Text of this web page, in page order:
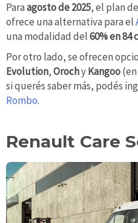
Paraagosto de 2025, el plan
ofrece una alternativa para el
una modalidad del60% en 84
Por otro lado, se ofrecen
Evolution,OrochyKangoo
si querés saber más, podés
Rombo.
Renault Care